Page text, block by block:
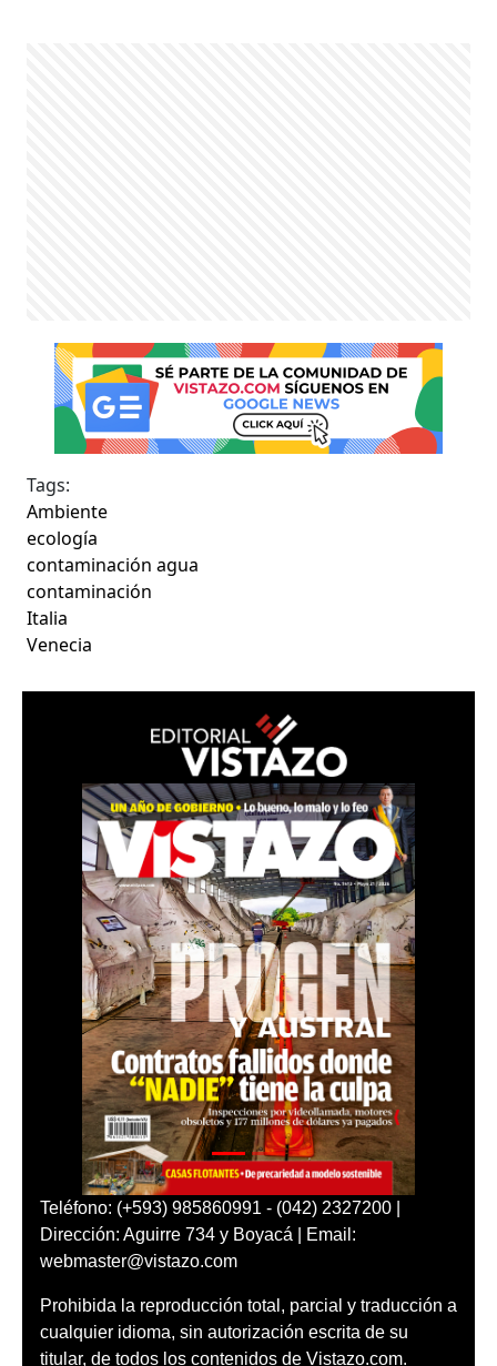
Tags:
Ambiente
ecología
contaminación agua
contaminación
Italia
Venecia
Teléfono: (+593) 985860991 - (042) 2327200 |
Dirección: Aguirre 734 y Boyacá | Email:
webmaster@vistazo.com
Prohibida la reproducción total, parcial y traducción a
cualquier idioma, sin autorización escrita de su
titular, de todos los contenidos de Vistazo.com.